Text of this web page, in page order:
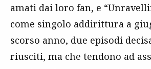
amati dai loro fan, e
come singolo addirittura a
scorso anno, due episodi
riusciti, ma che tendono ad